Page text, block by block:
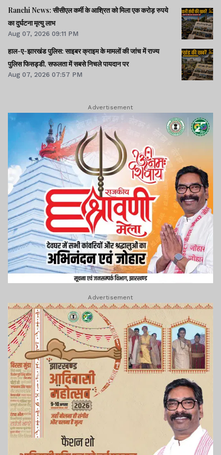
विपक्षी दलों का हंगामा, कार्यवाही स्थगित।। समेत कई खबरें व वीडियो.
Ranchi News: सीसीएल कर्मी के आश्रित को मिला एक करोड़ रुपये
का दुर्घटना मृत्यु लाभ
Aug 07, 2026 09:11 PM
हाल-ए-झारखंड पुलिस: साइबर क्राइम के मामलों की जांच में राज्य
पुलिस फिसड्डी, सफलता में सबसे निचले पायदान पर
Aug 07, 2026 07:57 PM
Advertisement
Advertisement